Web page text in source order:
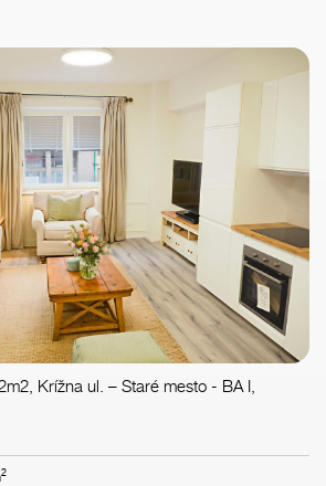
Krížna ul. – Staré mesto - BA I,
2